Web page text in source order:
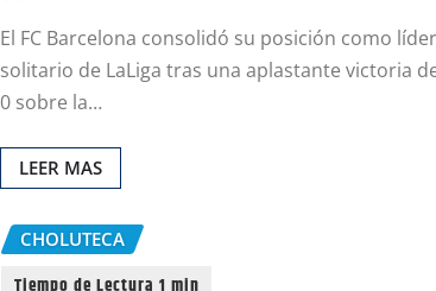
El FC Barcelona consolidó su posición como
solitario de LaLiga tras una aplastante victoria
0 sobre la…
LEER MAS
CHOLUTECA